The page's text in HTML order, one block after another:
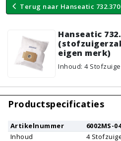
Terug naar Hanseatic 732.370
Hanseatic
eigen merk)
Inhoud: 4
Productspecificaties
Artikelnummer
6002MS-
Inhoud
4